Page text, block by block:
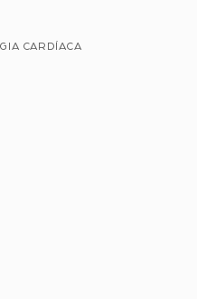
CARDÍACA